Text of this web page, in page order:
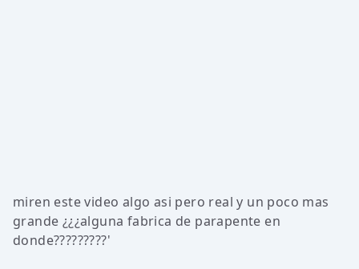
miren este video algo asi pero real y un poco mas
grande ¿¿¿alguna fabrica de parapente en
donde?????????'